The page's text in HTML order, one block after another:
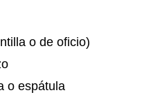
o de oficio)
o espátula